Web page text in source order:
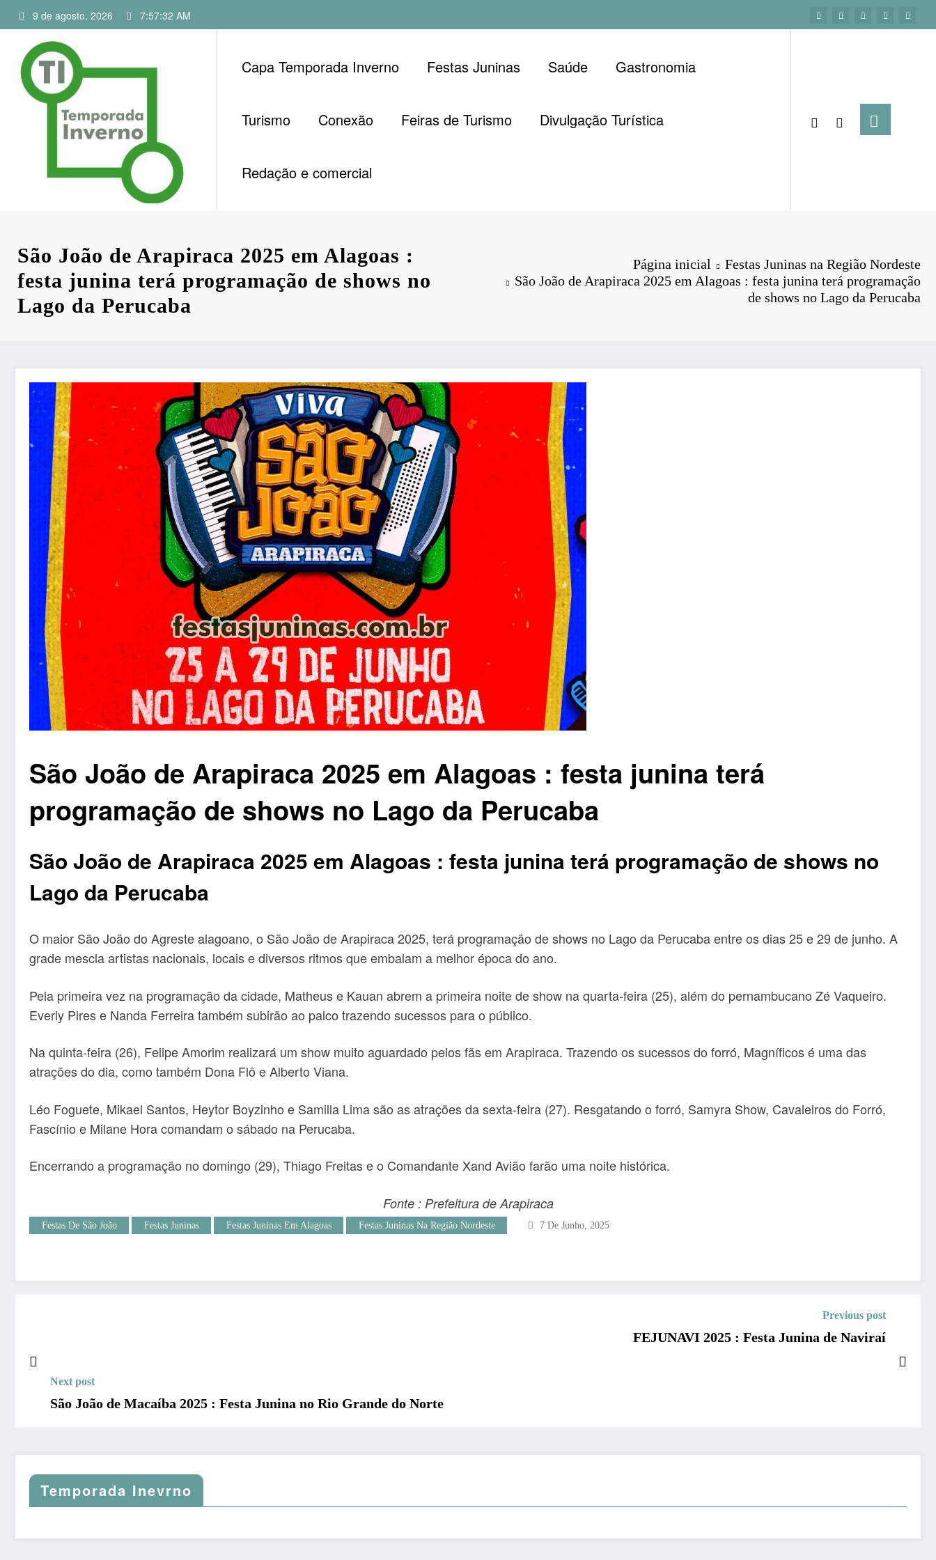
para
conteúdo
9 de agosto, 2026 7:57:32 AM
Capa Temporada Inverno Festas Juninas Saúde Gastronomia
Turismo Conexão Feiras de Turismo Divulgação Turística
Redação e comercial
São João de Arapiraca 2025 em Alagoas :
festa junina terá programação de shows no
Lago da Perucaba
Página inicial
Festas Juninas na Região Nordeste
São João de Arapiraca 2025 em Alagoas : festa junina terá programação
de shows no Lago da Perucaba
São João de Arapiraca 2025 em Alagoas : festa junina terá
programação de shows no Lago da Perucaba
São João de Arapiraca 2025 em Alagoas : festa junina terá programação de shows no
Lago da Perucaba
O maior São João do Agreste alagoano, o São João de Arapiraca 2025, terá programação de shows no Lago da Perucaba entre os dias 25 e 29 de junho. A
grade mescla artistas nacionais, locais e diversos ritmos que embalam a melhor época do ano.
Pela primeira vez na programação da cidade, Matheus e Kauan abrem a primeira noite de show na quarta-feira (25), além do pernambucano Zé Vaqueiro.
Everly Pires e Nanda Ferreira também subirão ao palco trazendo sucessos para o público.
Na quinta-feira (26), Felipe Amorim realizará um show muito aguardado pelos fãs em Arapiraca. Trazendo os sucessos do forró, Magníficos é uma das
atrações do dia, como também Dona Flô e Alberto Viana.
Léo Foguete, Mikael Santos, Heytor Boyzinho e Samilla Lima são as atrações da sexta-feira (27). Resgatando o forró, Samyra Show, Cavaleiros do Forró,
Fascínio e Milane Hora comandam o sábado na Perucaba.
Encerrando a programação no domingo (29), Thiago Freitas e o Comandante Xand Avião farão uma noite histórica.
Fonte : Prefeitura de Arapiraca
Festas De São João Festas Juninas Festas Juninas Em Alagoas Festas Juninas Na Região Nordeste 7 De Junho, 2025
Previous post
FEJUNAVI 2025 : Festa Junina de Naviraí
Next post
São João de Macaíba 2025 : Festa Junina no Rio Grande do Norte
Temporada Inevrno